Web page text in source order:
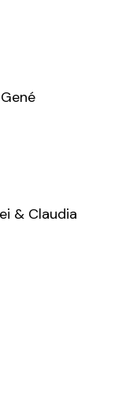
& Claudia